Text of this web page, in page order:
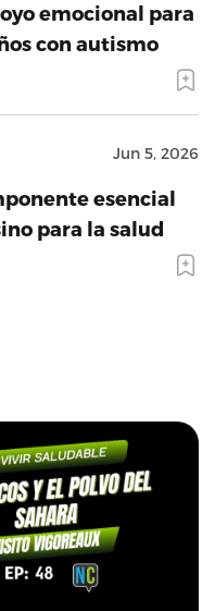
emocional para
con autismo
Jun 5, 2026
esencial
para la salud